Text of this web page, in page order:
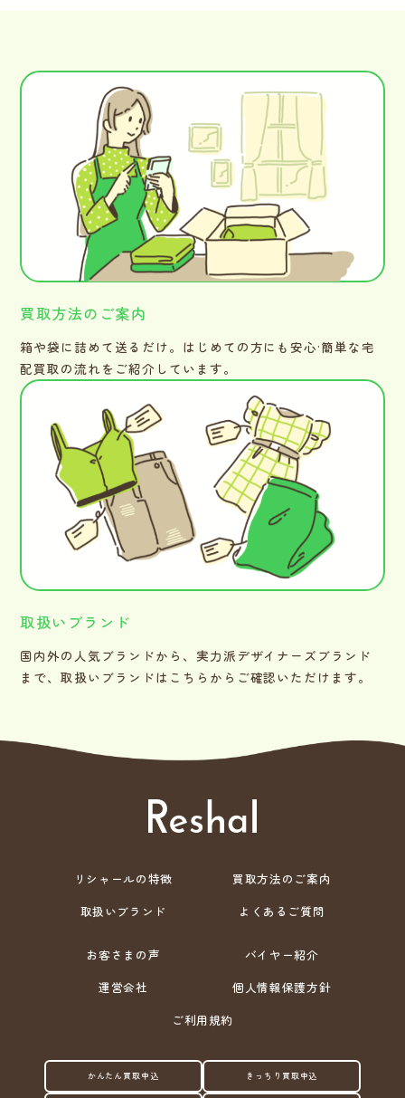
買取方法のご案内
箱や袋に詰めて送るだけ。はじめての方にも安心·簡単な宅
配買取の流れをご紹介しています。
取扱いブランド
国内外の人気ブランドから、実力派デザイナーズブランド
まで、取扱いブランドはこちらからご確認いただけます。
リシャールの特徴
買取方法のご案内
取扱いブランド
よくあるご質問
お客さまの声
バイヤー紹介
運営会社
個人情報保護方針
ご利用規約
かんたん買取申込 きっちり買取申込